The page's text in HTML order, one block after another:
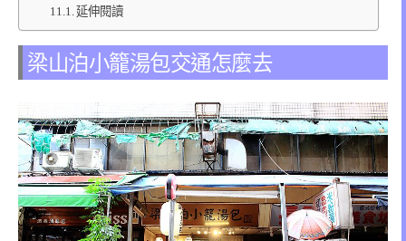
延伸閱讀
梁山泊小籠湯包交通怎麼去